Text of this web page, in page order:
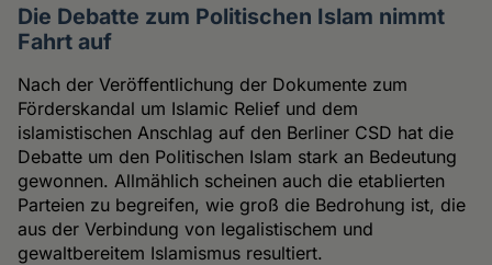
Die Debatte zum Politischen Islam nimmt
Fahrt auf
Nach der Veröffentlichung der Dokumente zum
Förderskandal um Islamic Relief und dem
islamistischen Anschlag auf den Berliner CSD hat die
Debatte um den Politischen Islam stark an Bedeutung
gewonnen. Allmählich scheinen auch die etablierten
Parteien zu begreifen, wie groß die Bedrohung ist, die
aus der Verbindung von legalistischem und
gewaltbereitem Islamismus resultiert.